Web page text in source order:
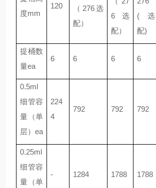
度mm
120
（276选
配）
6选
配）
(选
配)
提桶数
量ea
6 6 6 6
0.5ml
细管容
量（单
层）ea
224
4
792 792 792
0.25ml
细管容
量（单
- 1284 1788 1788